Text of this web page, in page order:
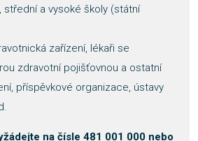
střední a vysoké školy (státní
zařízení, lékaři se
zdravotní pojišťovnou a ostatní
příspěvkové organizace, ústavy
na čísle 481 001 000 nebo